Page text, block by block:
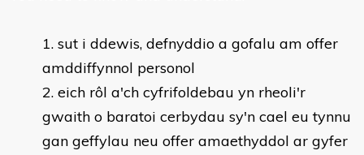
​sut i ddewis, defnyddio a gofalu am offer
amddiffynnol personol
eich rôl a'ch cyfrifoldebau yn rheoli'r
gwaith o baratoi cerbydau sy'n cael eu tynnu
gan geffylau neu offer amaethyddol ar gyfer